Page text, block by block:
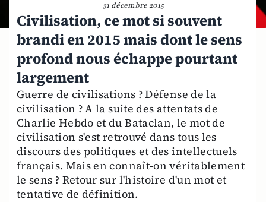
31 décembre 2015
Civilisation, ce mot si souvent
brandi en 2015 mais dont le sens
profond nous échappe pourtant
largement
Guerre de civilisations ? Défense de la
civilisation ? A la suite des attentats de
Charlie Hebdo et du Bataclan, le mot de
civilisation s'est retrouvé dans tous les
discours des politiques et des intellectuels
français. Mais en connaît-on véritablement
le sens ? Retour sur l'histoire d'un mot et
tentative de définition.